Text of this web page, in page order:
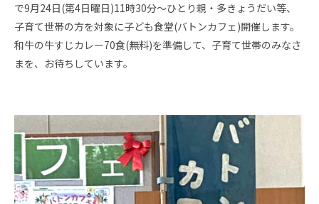
で9月24日(第4日曜日)11時30分～ひとり親・多きょうだい等、
子育て世帯の方を対象に子ども食堂(バトンカフェ)開催します。
和牛の牛すじカレー70食(無料)を準備して、子育て世帯のみなさ
まを、お待ちしています。